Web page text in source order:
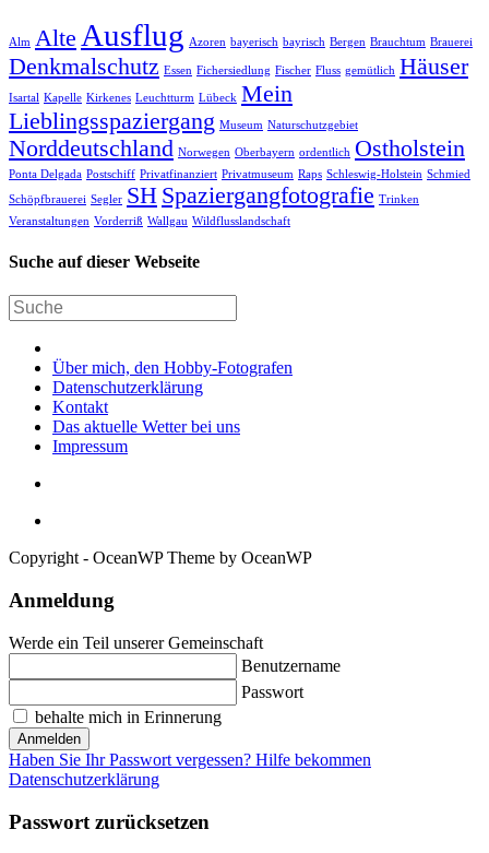
Alm Alte Ausflug Azoren bayerisch bayrisch Bergen Brauchtum Brauerei
Denkmalschutz Essen Fichersiedlung Fischer Fluss gemütlich Häuser
Isartal Kapelle Kirkenes Leuchtturm Lübeck Mein
Lieblingsspaziergang Museum Naturschutzgebiet
Norddeutschland Norwegen Oberbayern ordentlich Ostholstein
Ponta Delgada Postschiff Privatfinanziert Privatmuseum Raps Schleswig-Holstein Schmied
Schöpfbrauerei Segler SH Spaziergangfotografie Trinken
Veranstaltungen Vorderriß Wallgau Wildflusslandschaft
Suche auf dieser Webseite
Über mich, den Hobby-Fotografen
Datenschutzerklärung
Kontakt
Das aktuelle Wetter bei uns
Impressum
Copyright - OceanWP Theme by OceanWP
Anmeldung
Werde ein Teil unserer Gemeinschaft
Benutzername
Passwort
behalte mich in Erinnerung
Anmelden
Haben Sie Ihr Passwort vergessen? Hilfe bekommen
Datenschutzerklärung
Passwort zurücksetzen